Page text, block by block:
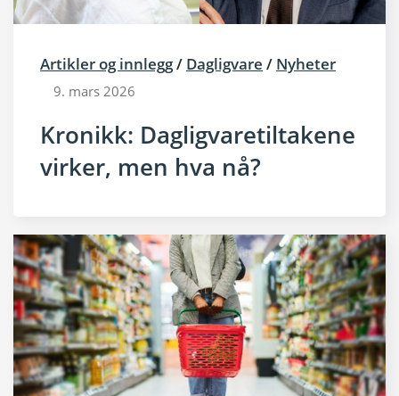
Artikler og innlegg/ Dagligvare / Nyheter
9. mars 2026
Kronikk: Dagligvaretiltakene
virker, men hva nå?